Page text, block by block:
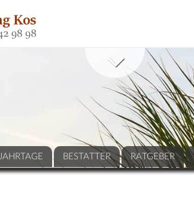
JAHRTAGE BESTATTER RATGEBER